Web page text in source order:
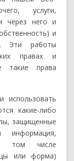
услуги,
через него и
и
Эти работы
правах и
такие права
использовать
какие-либо
защищенные
информация,
том числе
или форма)